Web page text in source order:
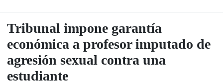
Tribunal impone garantía
económica a profesor imputado de
agresión sexual contra una
estudiante